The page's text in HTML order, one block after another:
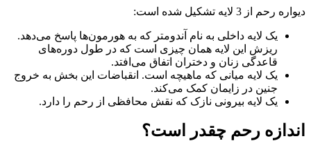
از 3 لایه تشکیل شده است:
یک لایه داخلی به نام آندومتر که به هورمون‌ها پاسخ می‌دهد.
ریزش این لایه همان چیزی است که در طول دوره‌های
قاعدگی زنان و دختران اتفاق می‌افتد.
یک لایه میانی که ماهیچه است. انقباضات این بخش به خروج
جنین در زایمان کمک می‌کند.
یک لایه بیرونی نازک که نقش محافظی از رحم را دارد.
رحم چقدر است؟